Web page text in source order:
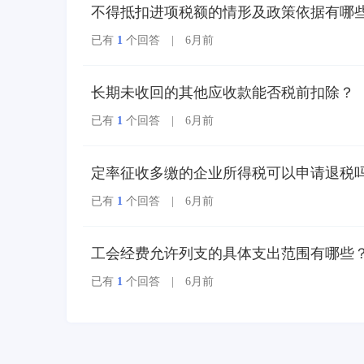
发票实行全国统一赋
码、自动流转交付。
不得抵扣进项税额的情形及政策依据有哪
已有 1 个回答 | 6月前
长期未收回的其他应收款能否税前扣除？
已有 1 个回答 | 6月前
定率征收多缴的企业所得税可以申请退税
已有 1 个回答 | 6月前
工会经费允许列支的具体支出范围有哪些？
已有 1 个回答 | 6月前